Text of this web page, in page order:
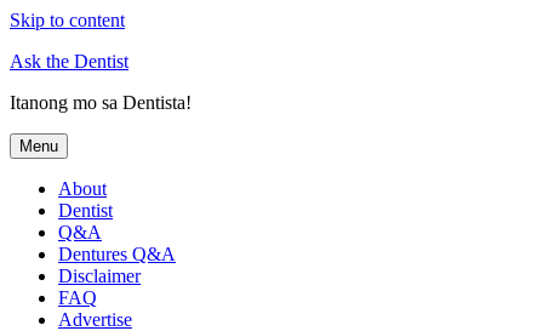
Skip to content
Ask the Dentist
Itanong mo sa Dentista!
Menu
About
Dentist
Q&A
Dentures Q&A
Disclaimer
FAQ
Advertise